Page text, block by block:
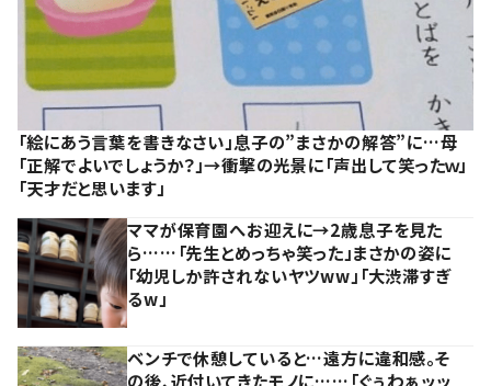
「絵にあう言葉を書きなさい」息子の”まさかの解答”に…母
「正解でよいでしょうか？」→衝撃の光景に「声出して笑ったｗ」
「天才だと思います」
ママが保育園へお迎えに→2歳息子を見た
ら……「先生とめっちゃ笑った」まさかの姿に
「幼児しか許されないヤツww」「大渋滞すぎ
るw」
ベンチで休憩していると…遠方に違和感。そ
の後、近付いてきたモノに……「ぐぅわぁッッ